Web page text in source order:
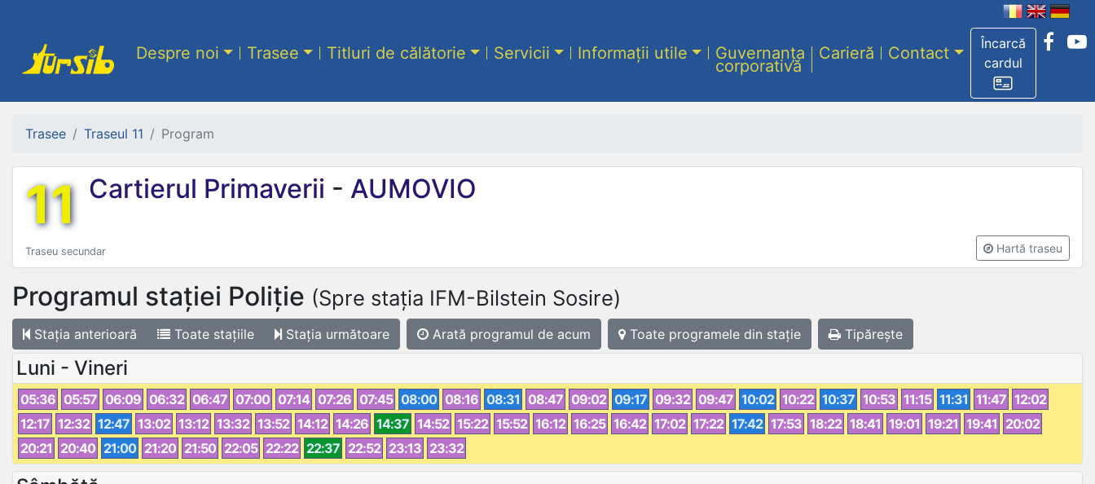
Încarcă
cardul
Despre noi Trasee Titluri de călătorie Servicii Informații utile Guvernanța
corporativă
Carieră Contact
Trasee Traseul 11 Program
11 Cartierul Primaverii - AUMOVIO
Traseu secundar Hartă traseu
Programul stației Poliție (Spre stația IFM-Bilstein Sosire)
Stația anterioară Toate stațiile Stația următoare Arată programul de acum Toate programele din stație Tipărește
Luni - Vineri
05:36 05:57 06:09 06:32 06:47 07:00 07:14 07:26 07:45 08:00 08:16 08:31 08:47 09:02 09:17 09:32 09:47 10:02 10:22 10:37 10:53 11:15 11:31 11:47 12:02
12:17 12:32 12:47 13:02 13:12 13:32 13:52 14:12 14:26 14:37 14:52 15:22 15:52 16:12 16:25 16:42 17:02 17:22 17:42 17:53 18:22 18:41 19:01 19:21 19:41 20:02
20:21 20:40 21:00 21:20 21:50 22:05 22:22 22:37 22:52 23:13 23:32